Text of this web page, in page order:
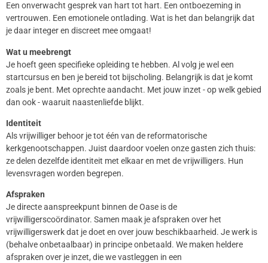
Een onverwacht gesprek van hart tot hart. Een ontboezeming in
vertrouwen. Een emotionele ontlading. Wat is het dan belangrijk dat
je daar integer en discreet mee omgaat!
Wat u meebrengt
Je hoeft geen specifieke opleiding te hebben. Al volg je wel een
startcursus en ben je bereid tot bijscholing. Belangrijk is dat je komt
zoals je bent. Met oprechte aandacht. Met jouw inzet - op welk gebied
dan ook - waaruit naastenliefde blijkt.
Identiteit
Als vrijwilliger behoor je tot één van de reformatorische
kerkgenootschappen. Juist daardoor voelen onze gasten zich thuis:
ze delen dezelfde identiteit met elkaar en met de vrijwilligers. Hun
levensvragen worden begrepen.
Afspraken
Je directe aanspreekpunt binnen de Oase is de
vrijwilligerscoördinator. Samen maak je afspraken over het
vrijwilligerswerk dat je doet en over jouw beschikbaarheid. Je werk is
(behalve onbetaalbaar) in principe onbetaald. We maken heldere
afspraken over je inzet, die we vastleggen in een